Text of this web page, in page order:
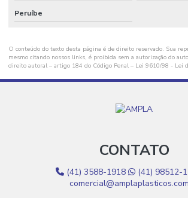
Fornecimento De Aparas Plásticas
Fornecimento De Sacos Plásticos Para Indústria
Grãos De Plástico
Grãos De Plástico Colorido
Grãos De Plástico Colorido Por Atacado
Grãos De Plástico Cristal Para Indústria
Peruíbe
O conteúdo do texto desta página é de direito reservado. Sua
mesmo citando nossos links, é proibida sem a autorização do
direito autoral – artigo 184 do Código Penal – Lei 9610/98 - Lei
CONTATO
(41) 3588-1918
(41) 98512-